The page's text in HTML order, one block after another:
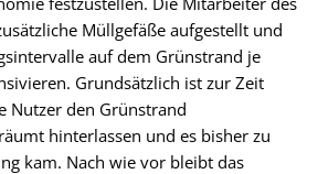
Müllgefäße aufgestellt und
auf dem Grünstrand je
Grundsätzlich ist zur Zeit
Nutzer den Grünstrand
hinterlassen und es bisher zu
kam. Nach wie vor bleibt das